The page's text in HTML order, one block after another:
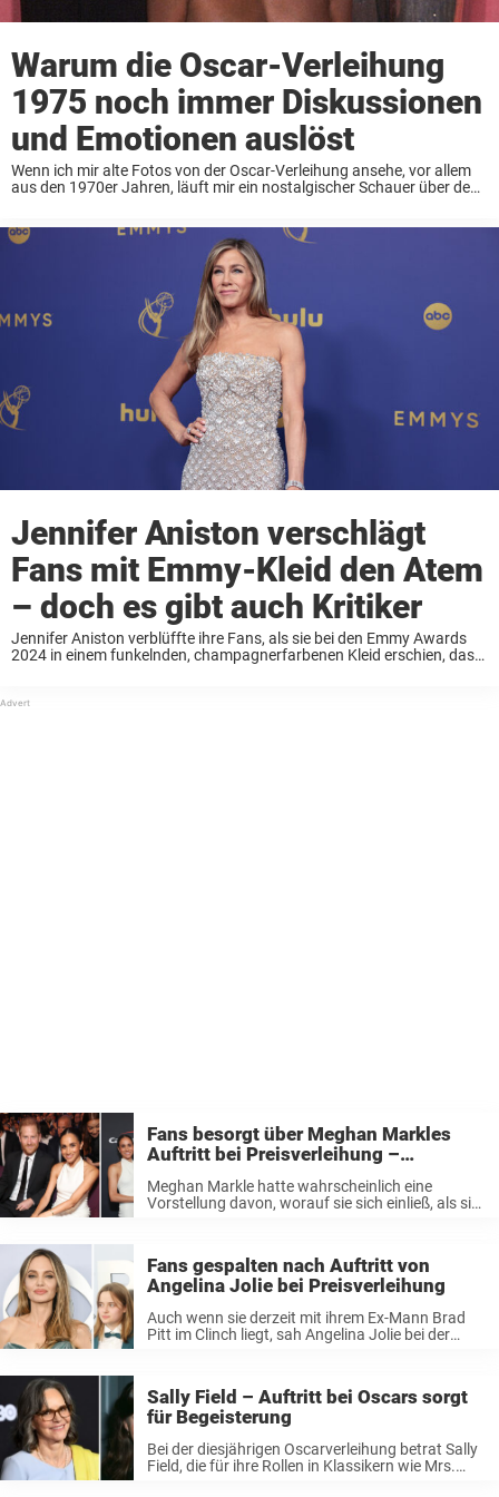
Warum die Oscar-Verleihung
1975 noch immer Diskussionen
und Emotionen auslöst
Wenn ich mir alte Fotos von der Oscar-Verleihung ansehe, vor allem
aus den 1970er Jahren, läuft mir ein nostalgischer Schauer über den
Jennifer Aniston verschlägt
Fans mit Emmy-Kleid den Atem
– doch es gibt auch Kritiker
Jennifer Aniston verblüffte ihre Fans, als sie bei den Emmy Awards
2024 in einem funkelnden, champagnerfarbenen Kleid erschien, das
Menschen atemlos ...
Fans besorgt über Meghan Markles
Auftritt bei Preisverleihung –
Meghan Markle hatte wahrscheinlich eine
Vorstellung davon, worauf sie sich einließ, als sie
Menge öffentliche Kritik einstecken. Doch ...
Fans gespalten nach Auftritt von
Angelina Jolie bei Preisverleihung
Auch wenn sie derzeit mit ihrem Ex-Mann Brad
Pitt im Clinch liegt, sah Angelina Jolie bei der
Sally Field – Auftritt bei Oscars sorgt
für Begeisterung
Bei der diesjährigen Oscarverleihung betrat Sally
Field, die für ihre Rollen in Klassikern wie Mrs.